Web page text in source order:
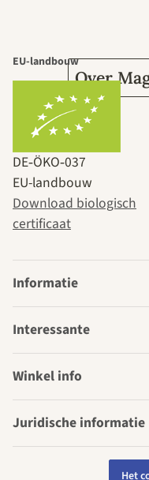
Over
EU-landbouw
DE‑ÖKO‑037
EU-landbouw
Download biologisch
certificaat
Informatie
Interessante
Winkel info
Juridische informatie
Het